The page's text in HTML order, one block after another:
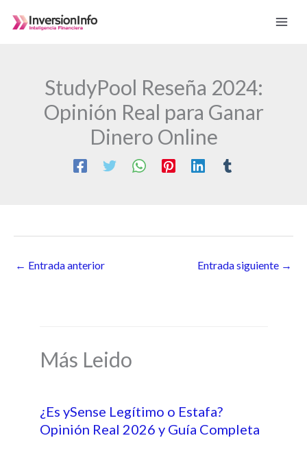
StudyPool Reseña 2024:
Opinión Real para Ganar
Dinero Online
← Entrada anterior Entrada siguiente →
Más Leido
¿Es ySense Legítimo o Estafa?
Opinión Real 2026 y Guía Completa